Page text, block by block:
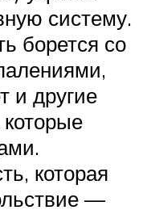
систему.
борется со
и другие
которая
—